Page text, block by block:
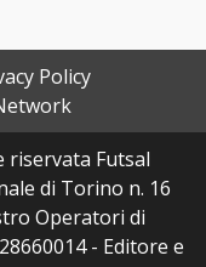
Policy
Futsal
di Torino n. 16
Operatori di
- Editore e